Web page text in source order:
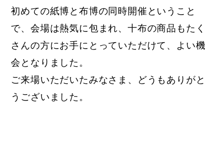
初めての紙博と布博の同時開催ということ
で、会場は熱気に包まれ、十布の商品もたく
さんの方にお手にとっていただけて、よい機
会となりました。
ご来場いただいたみなさま、どうもありがと
うございました。